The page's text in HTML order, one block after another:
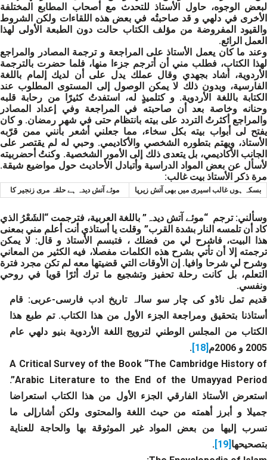
لبعض الوجوه، حاول الأستاذ للتحدث مع أصحاب المطابع المختلفة
الأخرى في دلهي و قد صاحبتُه في بعض هذه اللقاءات ولكن الشروط
والقيود المفروضة من مؤلف الكتاب حالت دون الطبعة الأولى لهذا
العمل الرائع.
وعند ما كان يعمل الأستاذ على المراجعة و ترجمة المصادر والمراجع
لهذا الكتاب، فطلب مني أن أترجم جزءا منها، فلما حضرت بالترجمة
الأردوية، أشاد بجهدي وقال عملك يدل على أن لديك إلمام باللغة
الفارسية، وبدون ذلك لا يمكن الوصول إلى المستوى المطلوب عند
الكتابة باللغة الأردوية. و كتلميذٍ له، استفدتُ كثيرًا من رحابة قلبه
وحنانه وخاصة بعد أن صاحبته في المراجعة وفي إعداد المصادر
والمراجع أكثرتُ التردد على بيته بانتظام حتى في شهر رمضان. و كان
يفتح لی أبواب بيته بكل سخاء، مما جعلني أشعر بأنني ممن قرّبه
الأستاذ، ويهتم بتطوره الشخصي والأكاديمي. وحبي له لم يقتصر على
الجانب الأكاديمي، بل يتعدى ذلك إلى الأمور الشخصية. وكنتُ أحضربيته
لأسأل عن بعض المواد الدراسية وأتبادل الأحاديث حول مواضيع شيقة.
مرة ذكر الأستاذ بيت غالب:
بسكہ ہوں غالب اسیری میں بھی آتش زيرپا موئے آتش دیدہ ہے حلقہ مری زنجیر کا
وسألني: ترجم “موئے آتش دیدہ” باللغة العربية، فترجمت “الشَعْرُ الذي
كاد أن تلمسه النار بشدة القرب” وقلت يا أستاذي أنت أعلم مني بمعنى
هذا البيت، فاشرح لي من فضلك ، فتبسم الأستاذ و قال: لا يمكن
ترجمته إلا أن تأتي بشرح هذه الكلمات مفصلا، فيه الكثير من المعاني
وشرح لي شرحا وافيا. إن الأوقات التي قضيتها معه لم تكن مجرد فترة
التعلم، بل كانت رحلة تحفيز وتشجيع ما ترك أثرًا قويا في روحي
ونفسي.
قديم تمل ناڈو کی چار سو سالہ تاریخ ادب فارسی-عربی: قام
أستاذنا بتحقيق ومراجعة الجزء الأول من هذا الكتاب. تم طبع هذا
الكتاب من المجلس الوطني لترويج اللغة الأردوية بنيو دلهي عام
2005 و 2006م
.
A Critical Survey of the Book “The Cambridge History of
Arabic Literature to the End of the Umayyad Period”
.
استعرض الأستاذ الفارقي الجزء الأول من هذا الكتاب استعراضا
جميلا و أبرز أهمته من حيث اللغة والمحتوى ولكن أشارإلى ما
تسرب إليها من بعض المواد غير الموثوقة بها والحاجة للعناية
بتصحيحها
.